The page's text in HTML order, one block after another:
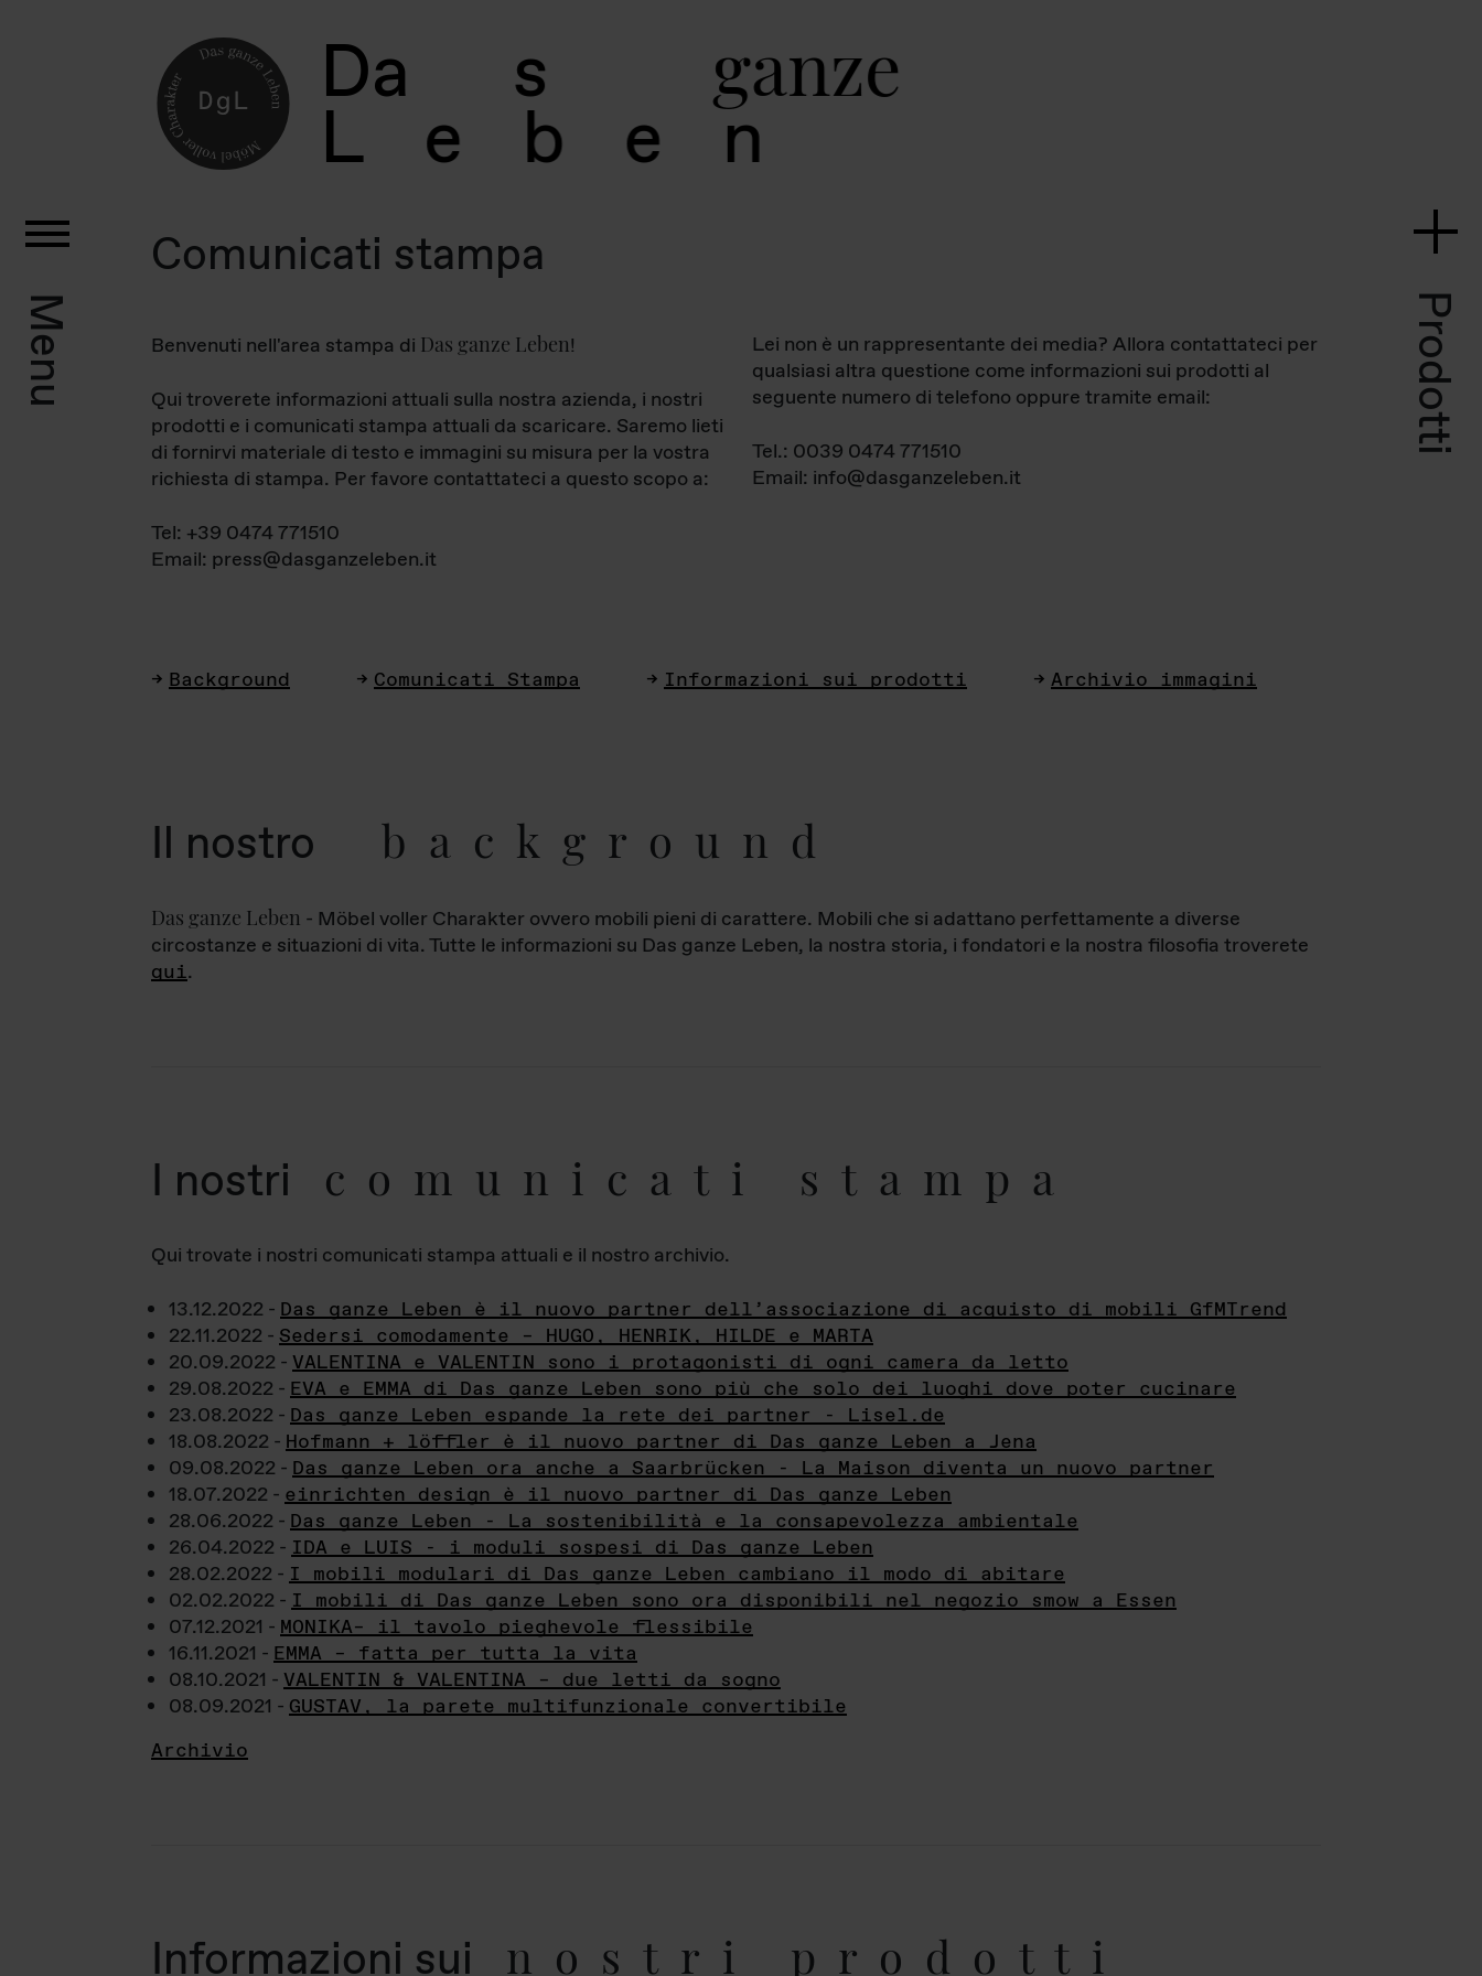
Da s ganz
L e b e
Menu Prodotti
Comunicati stampa
Benvenuti nell'area stampa di Das ganze Leben!
Qui troverete informazioni attuali sulla nostra azienda, i nostri
prodotti e i comunicati stampa attuali da scaricare. Saremo lieti
di fornirvi materiale di testo e immagini su misura per la vostra
richiesta di stampa. Per favore contattateci a questo scopo a:
Tel: +39 0474 771510
Email: press@dasganzeleben.it
Lei non è un rappresentante dei media? Allora contattateci per
qualsiasi altra questione come informazioni sui prodotti al
seguente numero di telefono oppure tramite email:
Tel.: 0039 0474 771510
Email: info@dasganzeleben.it
Background Comunicati Stampa Informazioni sui prodotti Archivio immagini
Il nostro background
Das ganze Leben - Möbel voller Charakter ovvero mobili pieni di carattere. Mobili che si adattano perfettamente a diverse
circostanze e situazioni di vita. Tutte le informazioni su Das ganze Leben, la nostra storia, i fondatori e la nostra filosofia troverete
qui.
I nostri comunicati stampa
Qui trovate i nostri comunicati stampa attuali e il nostro archivio.
13.12.2022 - Das ganze Leben è il nuovo partner dell’associazione di acquisto di mobili GfMTrend
22.11.2022 - Sedersi comodamente – HUGO, HENRIK, HILDE e MARTA
20.09.2022 - VALENTINA e VALENTIN sono i protagonisti di ogni camera da letto
29.08.2022 - EVA e EMMA di Das ganze Leben sono più che solo dei luoghi dove poter cucinare
23.08.2022 - Das ganze Leben espande la rete dei partner - Lisel.de
18.08.2022 - Hofmann + löffler è il nuovo partner di Das ganze Leben a Jena
09.08.2022 - Das ganze Leben ora anche a Saarbrücken - La Maison diventa un nuovo partner
18.07.2022 - einrichten design è il nuovo partner di Das ganze Leben
28.06.2022 - Das ganze Leben - La sostenibilità e la consapevolezza ambientale
26.04.2022 - IDA e LUIS - i moduli sospesi di Das ganze Leben
28.02.2022 - I mobili modulari di Das ganze Leben cambiano il modo di abitare
02.02.2022 - I mobili di Das ganze Leben sono ora disponibili nel negozio smow a Essen
07.12.2021 - MONIKA– il tavolo pieghevole flessibile
16.11.2021 - EMMA – fatta per tutta la vita
08.10.2021 - VALENTIN & VALENTINA – due letti da sogno
08.09.2021 - GUSTAV, la parete multifunzionale convertibile
Archivio
Informazioni sui nostri prodotti